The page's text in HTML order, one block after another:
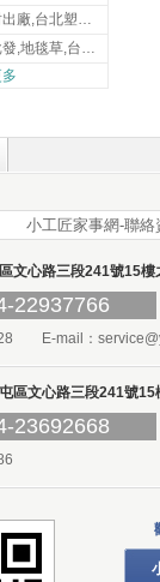
大桐模具-塑膠射出廠,台北塑膠射出廠
財神園藝-草皮批發,地毯草,台北草,彰化地毯草,彰化台北草
小工匠家事網-聯絡
文心路三段241號15樓
22937766
E-mail：
區文心路三段241號15
23692668